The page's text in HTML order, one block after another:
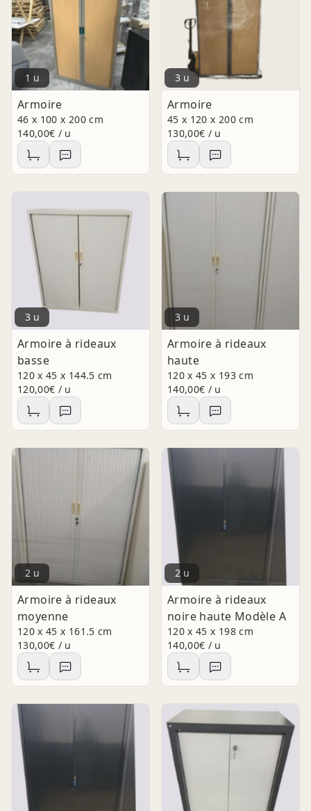
1 u
Armoire
46 x 100 x 200 cm
140,00€ / u
3 u
Armoire
45 x 120 x 200 cm
130,00€ / u
3 u
Armoire à rideaux
basse
120 x 45 x 144.5 cm
120,00€ / u
3 u
Armoire à rideaux
haute
120 x 45 x 193 cm
140,00€ / u
2 u
Armoire à rideaux
moyenne
120 x 45 x 161.5 cm
130,00€ / u
2 u
Armoire à rideaux
noire haute Modèle A
120 x 45 x 198 cm
140,00€ / u